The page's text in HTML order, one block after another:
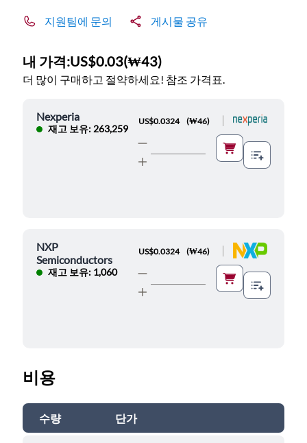
지원팀에 문의 게시물 공유
내 가격:US$0.03(₩43)
더 많이 구매하고 절약하세요! 참조 가격표.
Nexperia
재고 보유: 263,259
US$0.0324 (₩46)
NXP
Semiconductors
재고 보유: 1,060
US$0.0324 (₩46)
비용
수량 단가